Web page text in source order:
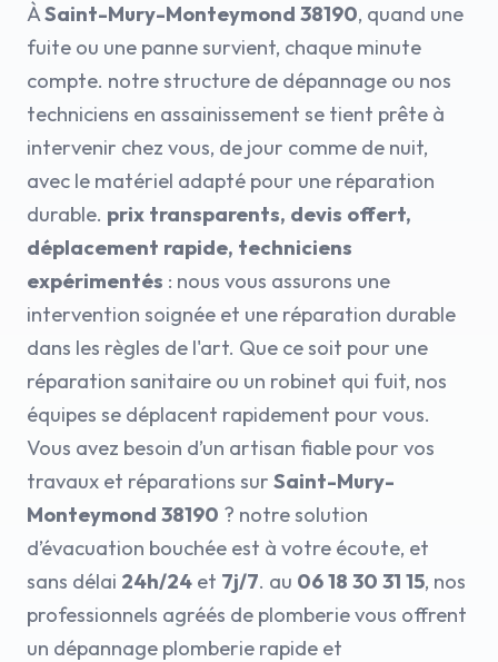
ÀSaint-Mury-Monteymond 38190, quand une
fuite ou une panne survient, chaque minute
compte. notre structure de dépannage ou nos
techniciens en assainissement se tient prête à
intervenir chez vous, de jour comme de nuit,
avec le matériel adapté pour une réparation
durable. prix transparents, devis offert,
déplacement rapide, techniciens
expérimentés : nous vous assurons une
intervention soignée et une réparation durable
dans les règles de l'art. Que ce soit pour une
réparation sanitaire ou un robinet qui fuit, nos
équipes se déplacent rapidement pour vous.
Vous avez besoin d’un artisan fiable pour vos
travaux et réparations sur Saint-Mury-
Monteymond 38190 ? notre solution
d’évacuation bouchée est à votre écoute, et
sans délai 24h/24 et 7j/7. au 06 18 30 31 15, nos
professionnels agréés de plomberie vous offrent
un dépannage plomberie rapide et